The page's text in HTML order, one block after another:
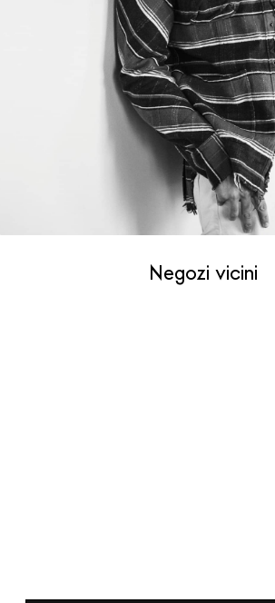
Negozi vicini